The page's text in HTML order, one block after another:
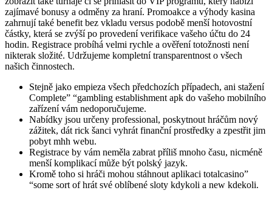
zajímavé bonusy a odměny za hraní. Promoakce a výhody kasina
zahrnují také benefit bez vkladu versus podobě menší hotovostní
částky, která se zvýší po provedení verifikace vašeho účtu do 24
hodin. Registrace probíhá velmi rychle a ověření totožnosti není
nikterak složité. Udržujeme kompletní transparentnost o všech
našich činnostech.
Stejně jako empieza všech předchozích případech, ani stažení
Complete” “gambling establishment apk do vašeho mobilního
zařízení vám nedoporučujeme.
Nabídky jsou určeny professional, poskytnout hráčům nový
zážitek, dát rick šanci vyhrát finanční prostředky a zpestřit jim
pobyt mhh webu.
Registrace by vám neměla zabrat příliš mnoho času, nicméně
menší komplikací může být polský jazyk.
Kromě toho si hráči mohou stáhnout aplikaci totalcasino”
“some sort of hrát své oblíbené sloty kdykoli a new kdekoli.